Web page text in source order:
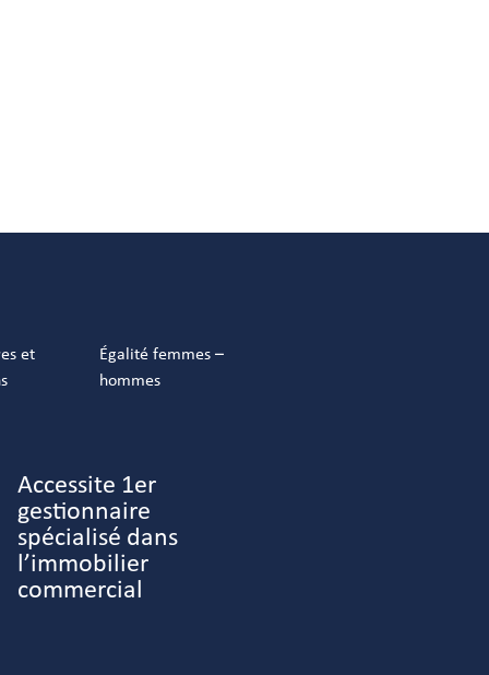
et
Égalité femmes –
hommes
Accessite 1er
gestionnaire
spécialisé dans
l’immobilier
commercial